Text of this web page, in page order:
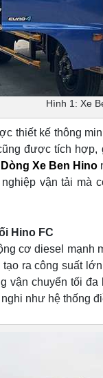
Hình 1: Xe
thiết kế thông
được tích
Dòng Xe Ben Hino
vận tải mà
Hino FC
cơ diesel mạnh
ra công suất
vận chuyển tối
như hệ thống